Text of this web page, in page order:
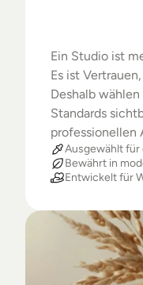
Ein Studio ist
Es ist
Deshalb
Standards
professionellen
Ausgewählt für
Bewährt in
Entwickelt für